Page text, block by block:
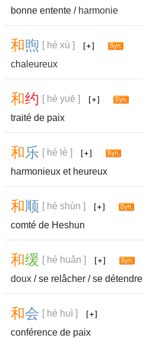
bonne entente / harmonie
和煦 [ hé xù ]
chaleureux
和约 [ hé yuē ]
traité de paix
和 乐 [ hé lè ]
harmonieux et heureux
和 顺 [ hé shùn ]
comté de Heshun
和缓 [ hé huǎn ]
doux / se relâcher / se détendre
和会 [ hé huì ]
conférence de paix